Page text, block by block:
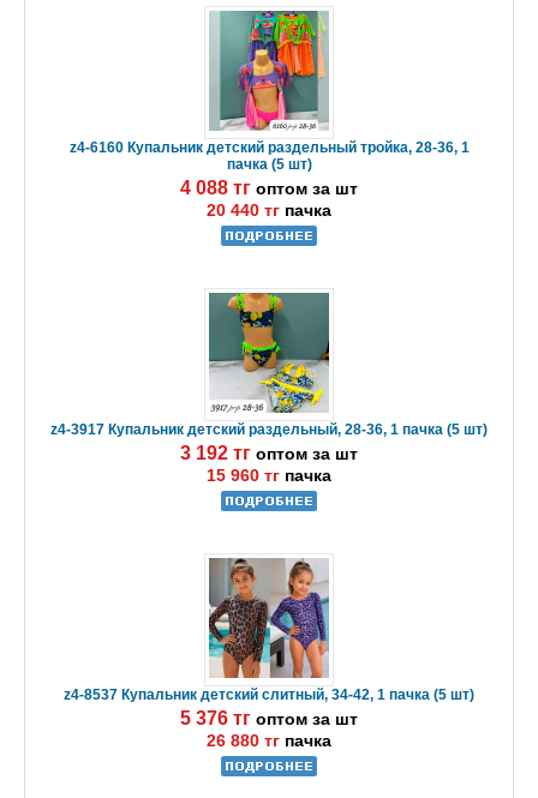
z4-6160 Купальник детский раздельный тройка, 28-36, 1
пачка (5 шт)
4 088 тг оптом за шт
20 440 тг пачка
z4-3917 Купальник детский раздельный, 28-36, 1 пачка (5 шт)
3 192 тг оптом за шт
15 960 тг пачка
z4-8537 Купальник детский слитный, 34-42, 1 пачка (5 шт)
5 376 тг оптом за шт
26 880 тг пачка